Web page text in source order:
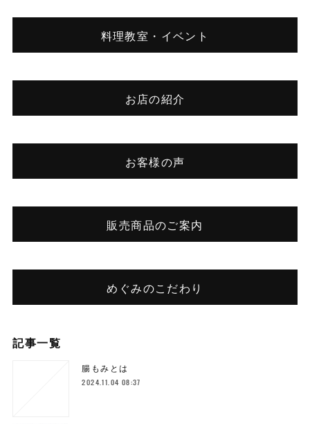
料理教室・イベント
お店の紹介
お客様の声
販売商品のご案内
めぐみのこだわり
記事一覧
腸もみとは
2024.11.04 08:37